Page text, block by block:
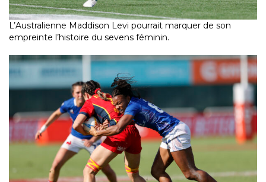
L’Australienne Maddison Levi pourrait marquer de son
empreinte l’histoire du sevens féminin.